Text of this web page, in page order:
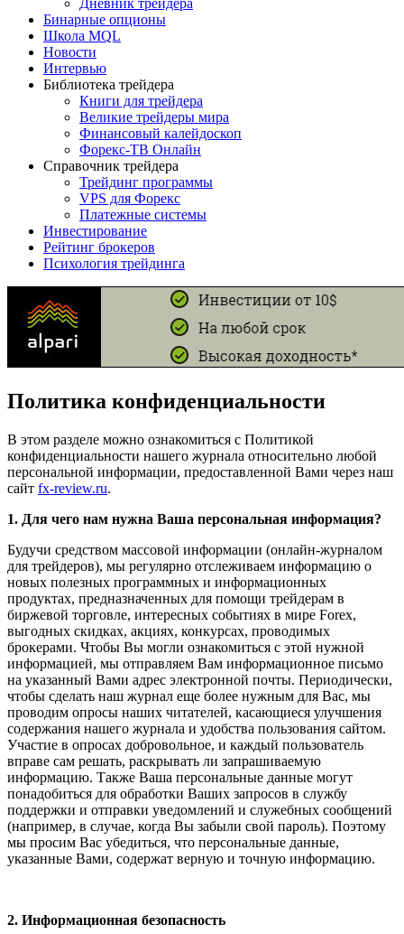
Бинарные опционы
Школа MQL
Новости
Интервью
Библиотека трейдера
Книги для трейдера
Великие трейдеры мира
Финансовый калейдоскоп
Форекс-ТВ Онлайн
Справочник трейдера
Трейдинг программы
VPS для Форекс
Платежные системы
Инвестирование
Рейтинг брокеров
Психология трейдинга
Политика конфиденциальности
В этом разделе можно ознакомиться с Политикой
конфиденциальности нашего журнала относительно любой
персональной информации, предоставленной Вами через наш
сайт fx-review.ru.
1. Для чего нам нужна Ваша персональная информация?
Будучи средством массовой информации (онлайн-журналом
для трейдеров), мы регулярно отслеживаем информацию о
новых полезных программных и информационных
продуктах, предназначенных для помощи трейдерам в
биржевой торговле, интересных событиях в мире Forex,
выгодных скидках, акциях, конкурсах, проводимых
брокерами. Чтобы Вы могли ознакомиться с этой нужной
информацией, мы отправляем Вам информационное письмо
на указанный Вами адрес электронной почты. Периодически,
чтобы сделать наш журнал еще более нужным для Вас, мы
проводим опросы наших читателей, касающиеся улучшения
содержания нашего журнала и удобства пользования сайтом.
Участие в опросах добровольное, и каждый пользователь
вправе сам решать, раскрывать ли запрашиваемую
информацию. Также Ваша персональные данные могут
понадобиться для обработки Ваших запросов в службу
поддержки и отправки уведомлений и служебных сообщений
(например, в случае, когда Вы забыли свой пароль). Поэтому
мы просим Вас убедиться, что персональные данные,
указанные Вами, содержат верную и точную информацию.
2. Информационная безопасность